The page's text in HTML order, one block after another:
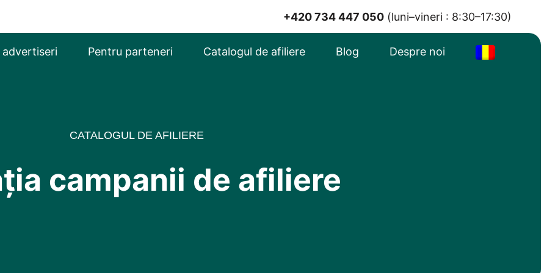
+420 734 447 050 (luni–vineri : 8:30–17:30)
advertiseri Pentru parteneri Catalogul de afiliere Blog Despre noi
CATALOGUL DE AFILIERE
campanii de afiliere